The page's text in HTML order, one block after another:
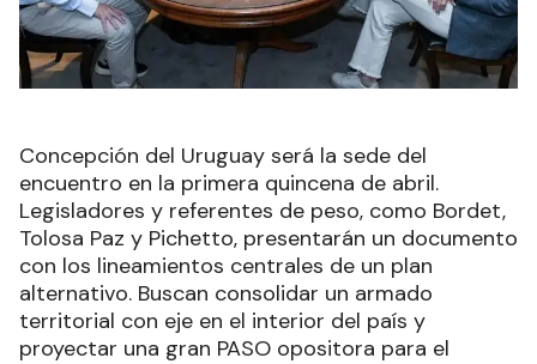
Concepción del Uruguay será la sede del
encuentro en la primera quincena de abril.
Legisladores y referentes de peso, como Bordet,
Tolosa Paz y Pichetto, presentarán un documento
con los lineamientos centrales de un plan
alternativo. Buscan consolidar un armado
territorial con eje en el interior del país y
proyectar una gran PASO opositora para el